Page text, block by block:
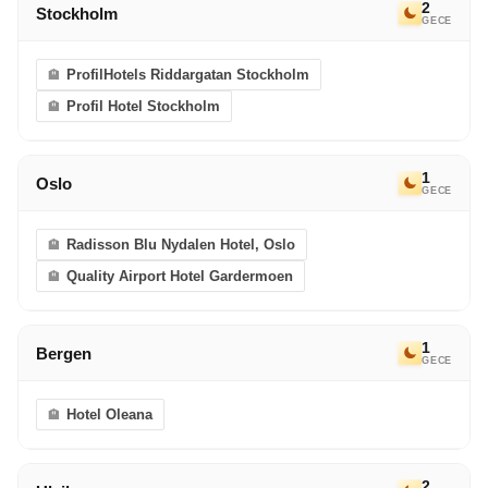
Stockholm 2
GECE
ProfilHotels Riddargatan Stockholm
Profil Hotel Stockholm
Oslo 1
GECE
Radisson Blu Nydalen Hotel, Oslo
Quality Airport Hotel Gardermoen
Bergen 1
GECE
Hotel Oleana